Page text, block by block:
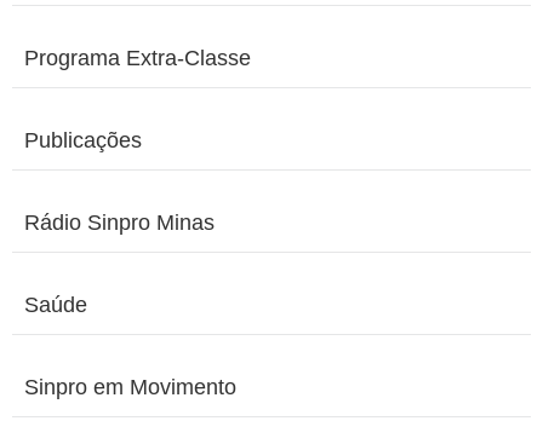
Programa Extra-Classe
Publicações
Rádio Sinpro Minas
Saúde
Sinpro em Movimento